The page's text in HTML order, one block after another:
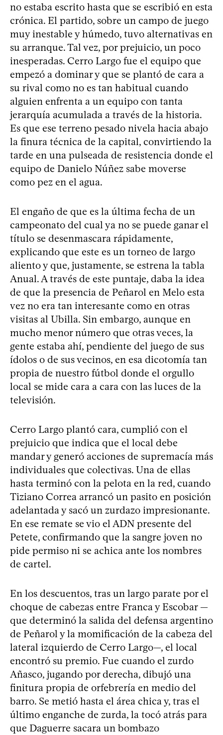
no estaba escrito hasta que se escribió en esta
crónica. El partido, sobre un campo de juego
muy inestable y húmedo, tuvo alternativas en
su arranque. Tal vez, por prejuicio, un poco
inesperadas. Cerro Largo fue el equipo que
empezó a dominar y que se plantó de cara a
su rival como no es tan habitual cuando
alguien enfrenta a un equipo con tanta
jerarquía acumulada a través de la historia.
Es que ese terreno pesado nivela hacia abajo
la finura técnica de la capital, convirtiendo la
tarde en una pulseada de resistencia donde el
equipo de Danielo Núñez sabe moverse
como pez en el agua.
El engaño de que es la última fecha de un
campeonato del cual ya no se puede ganar el
título se desenmascara rápidamente,
explicando que este es un torneo de largo
aliento y que, justamente, se estrena la tabla
Anual. A través de este puntaje, daba la idea
de que la presencia de Peñarol en Melo esta
vez no era tan interesante como en otras
visitas al Ubilla. Sin embargo, aunque en
mucho menor número que otras veces, la
gente estaba ahí, pendiente del juego de sus
ídolos o de sus vecinos, en esa dicotomía tan
propia de nuestro fútbol donde el orgullo
local se mide cara a cara con las luces de la
televisión.
Cerro Largo plantó cara, cumplió con el
prejuicio que indica que el local debe
mandar y generó acciones de supremacía más
individuales que colectivas. Una de ellas
hasta terminó con la pelota en la red, cuando
Tiziano Correa arrancó un pasito en posición
adelantada y sacó un zurdazo impresionante.
En ese remate se vio el ADN presente del
Petete, confirmando que la sangre joven no
pide permiso ni se achica ante los nombres
de cartel.
En los descuentos, tras un largo parate por el
choque de cabezas entre Franca y Escobar —
que determinó la salida del defensa argentino
de Peñarol y la momificación de la cabeza del
lateral izquierdo de Cerro Largo—, el local
encontró su premio. Fue cuando el zurdo
Añasco, jugando por derecha, dibujó una
finitura propia de orfebrería en medio del
barro. Se metió hasta el área chica y, tras el
último enganche de zurda, la tocó atrás para
que Daguerre sacara un bombazo